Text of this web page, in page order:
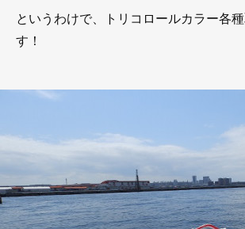
というわけで、トリコロールカラー各
す！